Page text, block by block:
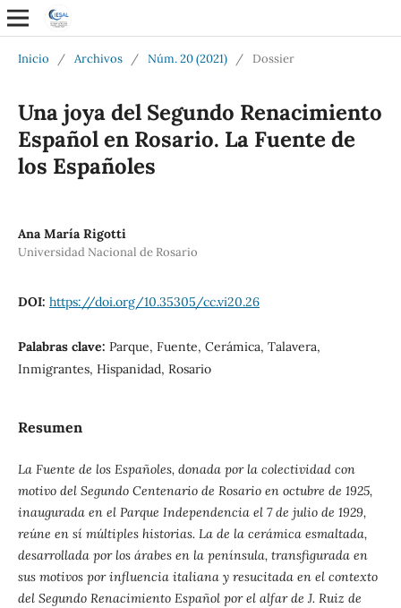
Inicio / Archivos / Núm. 20 (2021) / Dossier
Una joya del Segundo Renacimiento
Español en Rosario. La Fuente de
los Españoles
Ana María Rigotti
Universidad Nacional de Rosario
DOI: https://doi.org/10.35305/cc.vi20.26
Palabras clave: Parque, Fuente, Cerámica, Talavera,
Inmigrantes, Hispanidad, Rosario
Resumen
La Fuente de los Españoles, donada por la colectividad con
motivo del Segundo Centenario de Rosario en octubre de 1925,
inaugurada en el Parque Independencia el 7 de julio de 1929,
reúne en sí múltiples historias. La de la cerámica esmaltada,
desarrollada por los árabes en la península, transfigurada en
sus motivos por influencia italiana y resucitada en el contexto
del Segundo Renacimiento Español por el alfar de J. Ruiz de